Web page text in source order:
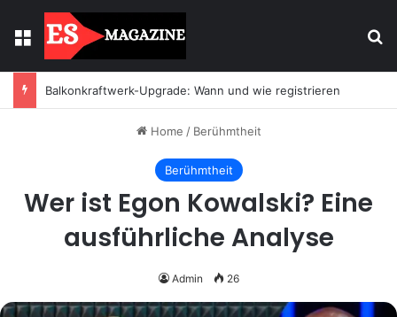
Menu
Home / Berühmtheit
Berühmtheit
Wer ist Egon Kowalski? Eine
ausführliche Analyse
Admin 26